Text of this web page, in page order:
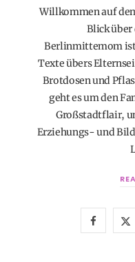
Willkommen auf
Blick über
Berlinmittemom
Texte übers
Brotdosen und
geht es um den
Großstadtflair,
Erziehungs- und